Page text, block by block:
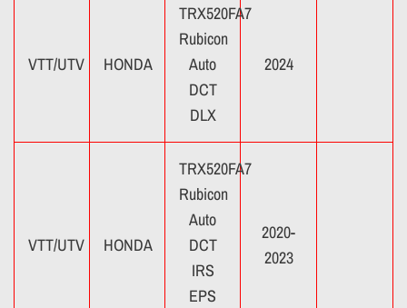
VTT/UTV HONDA
TRX520FA7
Rubicon
Auto
DCT
DLX
2024
VTT/UTV HONDA
TRX520FA7
Rubicon
Auto
DCT
IRS
EPS
2020-
2023